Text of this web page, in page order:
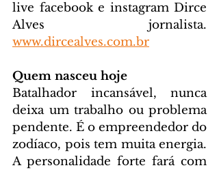
live facebook e instagram Dirce
www.dircealves.com.br
Quem nasceu hoje
Batalhador incansável, nunca
deixa um trabalho ou problema
pendente. É o empreendedor do
zodíaco, pois tem muita energia.
A personalidade forte fará com